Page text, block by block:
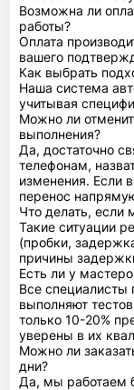
Возможна ли
работы?
Оплата
вашего
Как выбрать
Наша система
учитывая
Можно ли
выполнения?
Да, достаточно
телефонам,
изменения. Если
перенос
Что делать, если
Такие ситуации
(пробки,
причины
Есть ли у
Все специалисты
выполняют
только 10-20%
уверены в их
Можно ли
дни?
Да, мы работаем